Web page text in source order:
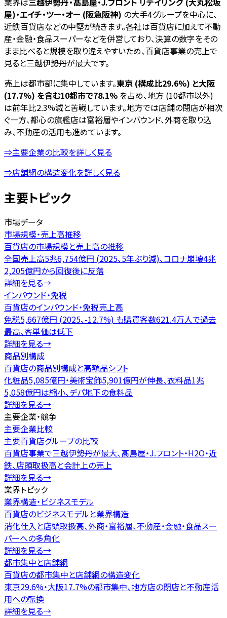
屋)・エイチ・ツー・オー (阪急阪神) の大手4グループを中心に、
近鉄百貨店などの中堅が続きます。各社は百貨店に加えて不動
産・金融・食品スーパーなどを併営しており、決算の数字をその
まま比べると規模を取り違えやすいため、百貨店事業の売上で
見ると三越伊勢丹が最大です。
売上は都市部に集中しています。東京 (構成比29.6%) と大阪
(17.7%) を含む10都市で78.1% を占め、地方 (10都市以外)
は前年比2.3%減と苦戦しています。地方では店舗の閉店が相次
ぐ一方、都心の旗艦店は富裕層やインバウンド、外商を取り込
み、不動産の活用も進めています。
⇒主要企業の比較を詳しく見る
⇒店舗網の構造変化を詳しく見る
主要トピック
市場データ
市場規模・売上高推移
百貨店の市場規模と売上高の推移
全国売上高5兆6,754億円 (2025、5年ぶり減)、コロナ崩壊4兆
2,205億円から回復後に反落
詳細を見る→
インバウンド・免税
百貨店のインバウンド・免税売上高
免税5,667億円 (2025、-12.7%) も購買客数621.4万人で過去
最高、客単価は低下
詳細を見る→
商品別構成
百貨店の商品別構成と高額品シフト
化粧品5,085億円・美術宝飾5,901億円が伸長、衣料品1兆
5,058億円は縮小、デパ地下の食料品
詳細を見る→
主要企業・競争
主要企業比較
主要百貨店グループの比較
百貨店事業で三越伊勢丹が最大、髙島屋・J.フロント・H2O・近
鉄、店頭取扱高と会計上の売上
詳細を見る→
業界トピック
業界構造・ビジネスモデル
百貨店のビジネスモデルと業界構造
消化仕入と店頭取扱高、外商・富裕層、不動産・金融・食品スー
パーへの多角化
詳細を見る→
都市集中と店舗網
百貨店の都市集中と店舗網の構造変化
東京29.6%・大阪17.7%の都市集中、地方店の閉店と不動産活
用への転換
詳細を見る→